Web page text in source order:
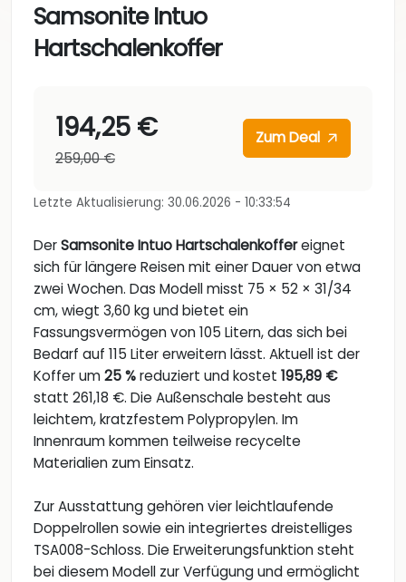
Samsonite Intuo
Hartschalenkoffer
194,25 €
259,00 €
Zum Deal
Letzte Aktualisierung: 30.06.2026 - 10:33:54
DerSamsonite Intuo Hartschalenkoffereignet
sich für längere Reisen mit einer Dauer von etwa
zwei Wochen. Das Modell misst 75 × 52 × 31/34
cm, wiegt 3,60 kg und bietet ein
Fassungsvermögen von 105 Litern, das sich bei
Bedarf auf 115 Liter erweitern lässt. Aktuell ist der
Koffer um25 %reduziert und kostet 195,89 €
statt 261,18 €. Die Außenschale besteht aus
leichtem, kratzfestem Polypropylen. Im
Innenraum kommen teilweise recycelte
Materialien zum Einsatz.
Zur Ausstattung gehören vier leichtlaufende
Doppelrollen sowie ein integriertes dreistelliges
TSA008-Schloss. Die Erweiterungsfunktion steht
bei diesem Modell zur Verfügung und ermöglicht